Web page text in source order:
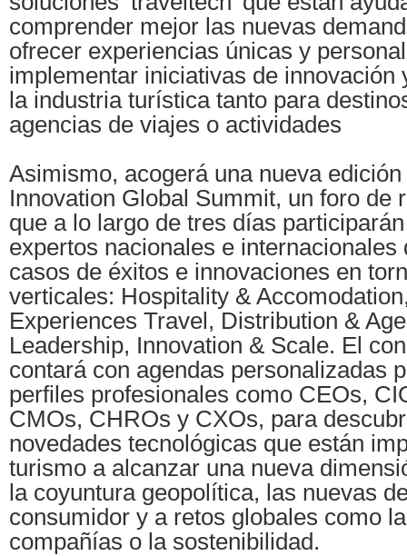
comprender mejor las nuevas
ofrecer experiencias únicas y
implementar iniciativas de innovación
la industria turística tanto para
agencias de viajes o actividades
Asimismo, acogerá una nueva
Innovation Global Summit, un foro de
que a lo largo de tres días
expertos nacionales e internacionales
casos de éxitos e innovaciones en
verticales: Hospitality &
Experiences Travel, Distribution &
Leadership, Innovation & Scale. El
contará con agendas personalizadas
perfiles profesionales como CEOs,
CMOs, CHROs y CXOs, para
novedades tecnológicas que están
turismo a alcanzar una nueva
la coyuntura geopolítica, las nuevas
consumidor y a retos globales como
compañías o la sostenibilidad.